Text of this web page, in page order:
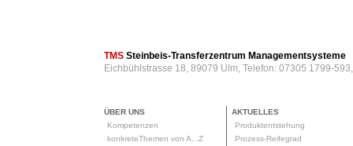
TMS Steinbeis-Transferzentrum Managementsysteme
Eichbühlstrasse 18, 89079 Ulm, Telefon: 07305 1799-
ÜBER UNS
Kompetenzen
konkreteThemen von A...Z
AKTUELLES
Produktentstehung
Prozess-Reifegrad